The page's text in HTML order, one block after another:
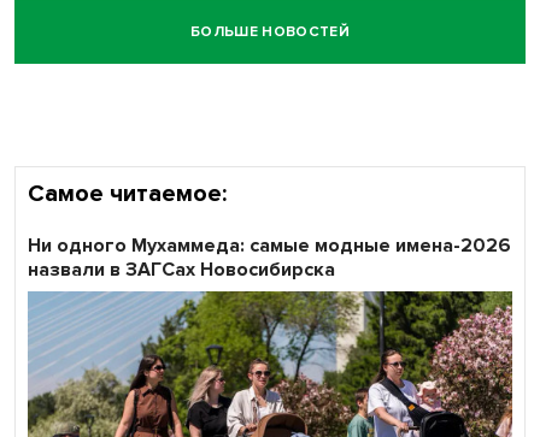
БОЛЬШЕ НОВОСТЕЙ
Самое читаемое:
Ни одного Мухаммеда: самые модные имена-2026
назвали в ЗАГСах Новосибирска